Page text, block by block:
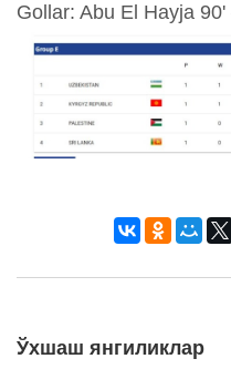
Gollar: Abu El Hayja
Ўхшаш янгиликлар